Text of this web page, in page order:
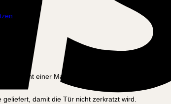
vielleicht einer Maschine oder anderem schweren
damit die Tür nicht zerkratzt wird.